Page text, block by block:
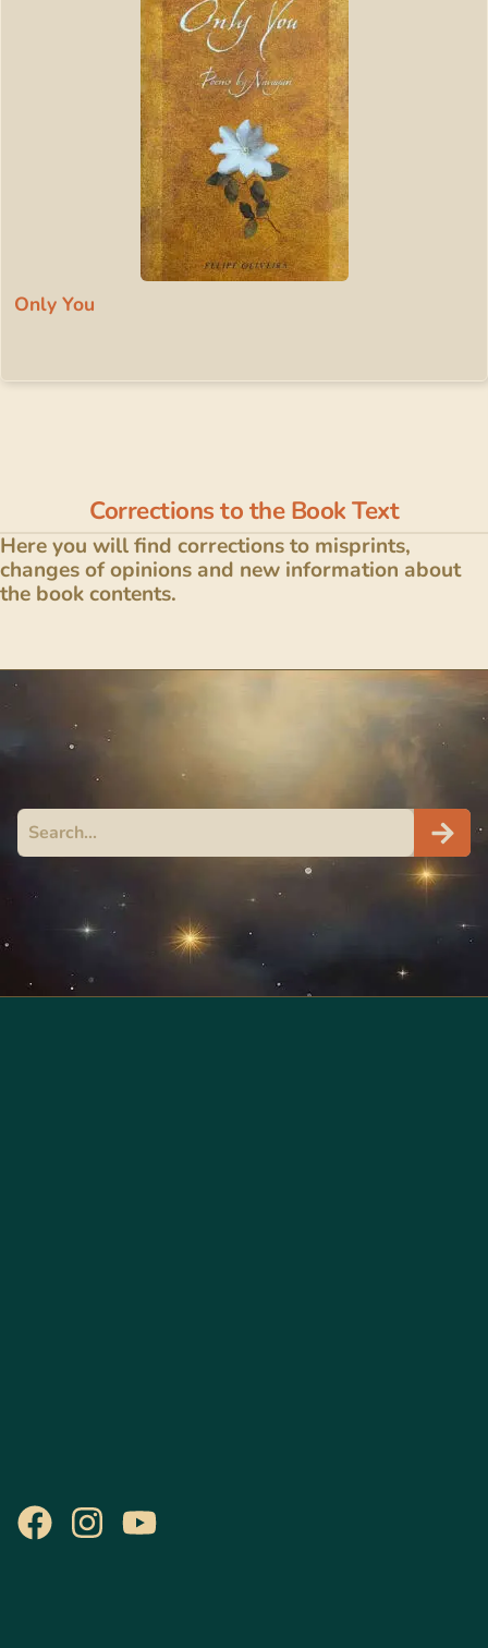
Only You
Corrections to the Book Text
Here you will find corrections to misprints,
changes of opinions and new information about
the book contents.